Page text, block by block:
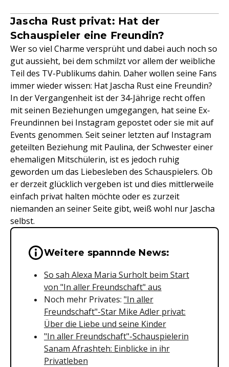
Jascha Rust privat: Hat der
Schauspieler eine Freundin?
Wer so viel Charme versprüht und dabei auch noch so
gut aussieht, bei dem schmilzt vor allem der weibliche
Teil des TV-Publikums dahin. Daher wollen seine Fans
immer wieder wissen: Hat Jascha Rust eine Freundin?
In der Vergangenheit ist der 34-Jährige recht offen
mit seinen Beziehungen umgegangen, hat seine Ex-
Freundinnen bei Instagram gepostet oder sie mit auf
Events genommen. Seit seiner letzten auf Instagram
geteilten Beziehung mit Paulina, der Schwester einer
ehemaligen Mitschülerin, ist es jedoch ruhig
geworden um das Liebesleben des Schauspielers. Ob
er derzeit glücklich vergeben ist und dies mittlerweile
einfach privat halten möchte oder es zurzeit
niemanden an seiner Seite gibt, weiß wohl nur Jascha
selbst.
Wichtige Hinweise &
Weitere spannnde News:
So sah Alexa Maria Surholt beim Start
von "In aller Freundschaft" aus
Noch mehr Privates: "In aller
Freundschaft"-Star Mike Adler privat:
Über die Liebe und seine Kinder
"In aller Freundschaft"-Schauspielerin
Sanam Afrashteh: Einblicke in ihr
Privatleben